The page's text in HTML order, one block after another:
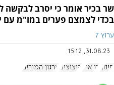
שר בכיר אומר כי יסרב לבקשה
בכדי לצמצם פערים במו"מ עם
ערוץ 7
31.08.23, 15:12
חינוך רן ארז קיצוצים ארגון המורים